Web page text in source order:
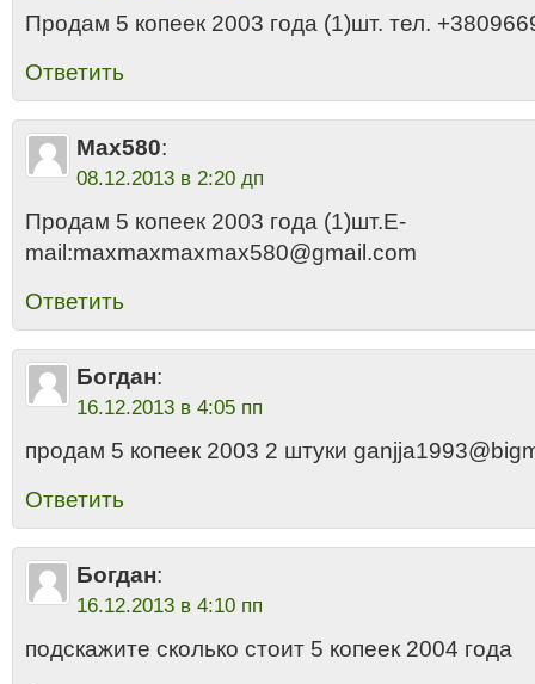
Продам 5 копеек 2003 года (1)шт. тел.
Ответить
Max580:
08.12.2013 в 2:20 дп
Продам 5 копеек 2003 года (1)шт.E-
mail:maxmaxmaxmax580@gmail.com
Ответить
Богдан:
16.12.2013 в 4:05 пп
продам 5 копеек 2003 2 штуки
Ответить
Богдан:
16.12.2013 в 4:10 пп
подскажите сколько стоит 5 копеек 2004 года